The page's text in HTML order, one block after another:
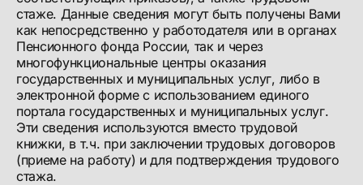
стаже. Данные сведения могут быть получены Вами
как непосредственно у работодателя или в органах
Пенсионного фонда России, так и через
многофункциональные центры оказания
государственных и муниципальных услуг, либо в
электронной форме с использованием единого
портала государственных и муниципальных услуг.
Эти сведения используются вместо трудовой
книжки, в т.ч. при заключении трудовых договоров
(приеме на работу) и для подтверждения трудового
стажа.